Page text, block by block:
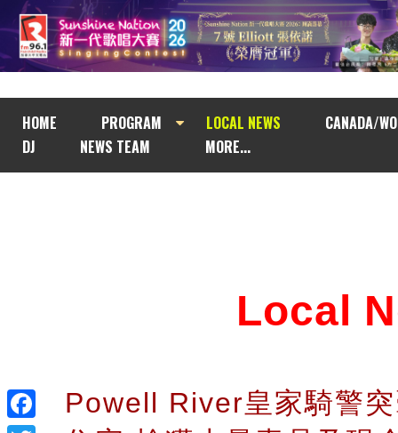
HOME PROGRAM LOCAL NEWS
CANADA/
DJ
NEWS TEAM MORE...
Local
Powell River皇家騎警